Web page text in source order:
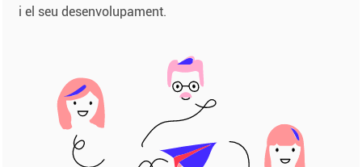
i el seu desenvolupament.